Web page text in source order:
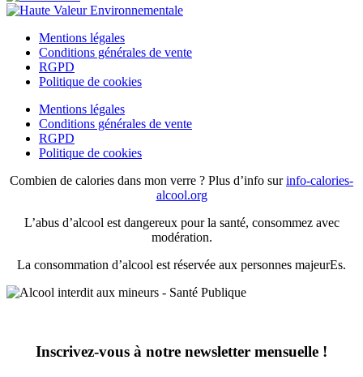
Mentions légales
Conditions générales de vente
RGPD
Politique de cookies
Mentions légales
Conditions générales de vente
RGPD
Politique de cookies
Combien de calories dans mon verre ? Plus d’info surinfo-calories-
alcool.org
L’abus d’alcool est dangereux pour la santé, consommez avec
modération.
La consommation d’alcool est réservée aux personnes majeurEs.
Inscrivez-vous à notre newsletter mensuelle !